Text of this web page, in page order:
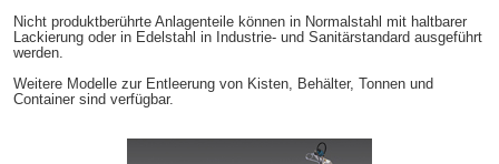
Nicht produktberührte Anlagenteile können in Normalstahl mit haltbarer
Lackierung oder in Edelstahl in Industrie- und Sanitärstandard ausgeführt
werden.
Weitere Modelle zur Entleerung von Kisten, Behälter, Tonnen und
Container sind verfügbar.